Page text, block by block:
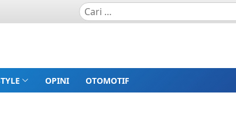
OPINI OTOMOTIF